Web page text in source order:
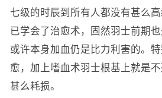
七级的时辰到所有人都没有甚么
已学会了治愈术，固然羽士前期
或许本身加血仍是比力利害的。
愈，加上嗜血术羽士根基上就是
甚么耗损。